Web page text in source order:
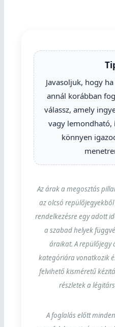
Javasoljuk, hogy
annál korábban
válassz, amely
vagy lemondható,
könnyen
Az árak a megosztás
az olcsó
rendelkezésre egy adott
a szabad helyek
áraikat. A repülőjegy
kategóriára vonatkozik
felvihető kisméretű
részletek a
A foglalás előtt